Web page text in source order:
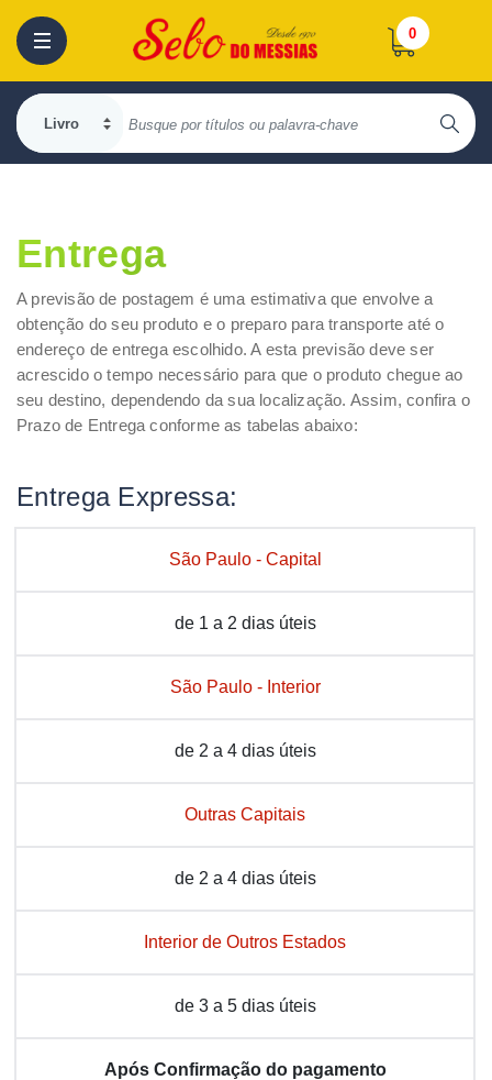
0
Entrega
A previsão de postagem é uma estimativa que envolve a
obtenção do seu produto e o preparo para transporte até o
endereço de entrega escolhido. A esta previsão deve ser
acrescido o tempo necessário para que o produto chegue ao
seu destino, dependendo da sua localização. Assim, confira o
Prazo de Entrega conforme as tabelas abaixo:
Entrega Expressa:
São Paulo - Capital
de 1 a 2 dias úteis
São Paulo - Interior
de 2 a 4 dias úteis
Outras Capitais
de 2 a 4 dias úteis
Interior de Outros Estados
de 3 a 5 dias úteis
Após Confirmação do pagamento